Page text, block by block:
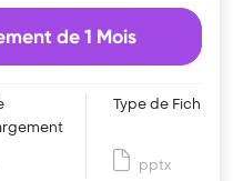
de 1 Mois
Type de Fichier
pptx